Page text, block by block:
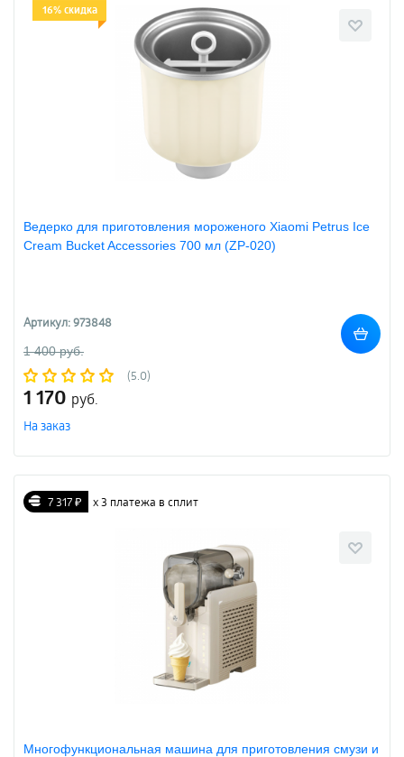
16% скидка
Ведерко для приготовления мороженого Xiaomi Petrus Ice
Cream Bucket Accessories 700 мл (ZP-020)
Артикул: 973848
1 400 руб.
(5.0)
1 170 руб.
На заказ
7 317 ₽ х 3 платежа в сплит
Многофункциональная машина для приготовления смузи и